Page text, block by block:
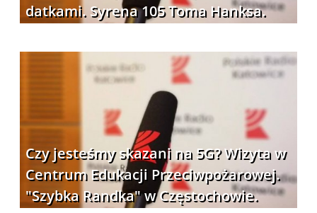
datkami. Syrena 105 Toma Hanksa.
Czy jesteśmy skazani na 5G? Wizyta w
Centrum Edukacji Przeciwpożarowej.
"Szybka Randka" w Częstochowie.